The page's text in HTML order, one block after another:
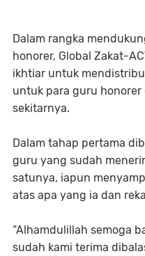
Dalam rangka
honorer, Global Zakat-
ikhtiar untuk
untuk para guru honorer
sekitarnya.
Dalam tahap pertama
guru yang sudah
satunya, iapun
atas apa yang ia dan
“Alhamdulillah semoga
sudah kami terima